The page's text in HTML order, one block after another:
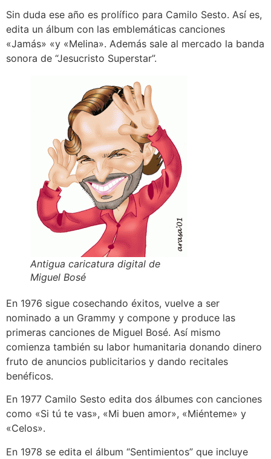
Sin duda ese año es prolífico para Camilo Sesto. Así es,
edita un álbum con las emblemáticas canciones
«Jamás» «y «Melina». Además sale al mercado la banda
sonora de “Jesucristo Superstar”.
Antigua caricatura digital de
Miguel Bosé
En 1976 sigue cosechando éxitos, vuelve a ser
nominado a un Grammy y compone y produce las
primeras canciones de Miguel Bosé. Así mismo
comienza también su labor humanitaria donando dinero
fruto de anuncios publicitarios y dando recitales
benéficos.
En 1977 Camilo Sesto edita dos álbumes con canciones
como «Si tú te vas», «Mi buen amor», «Miénteme» y
«Celos».
En 1978 se edita el álbum “Sentimientos” que incluye